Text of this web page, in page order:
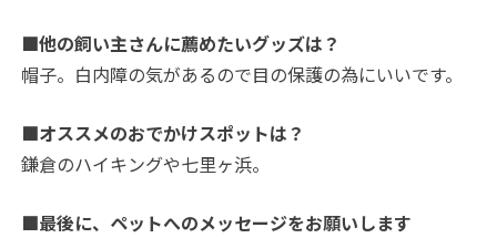
■他の飼い主さんに薦めたいグッズは？
帽子。白内障の気があるので目の保護の為にいいです。
■オススメのおでかけスポットは？
鎌倉のハイキングや七里ヶ浜。
■最後に、ペットへのメッセージをお願いします